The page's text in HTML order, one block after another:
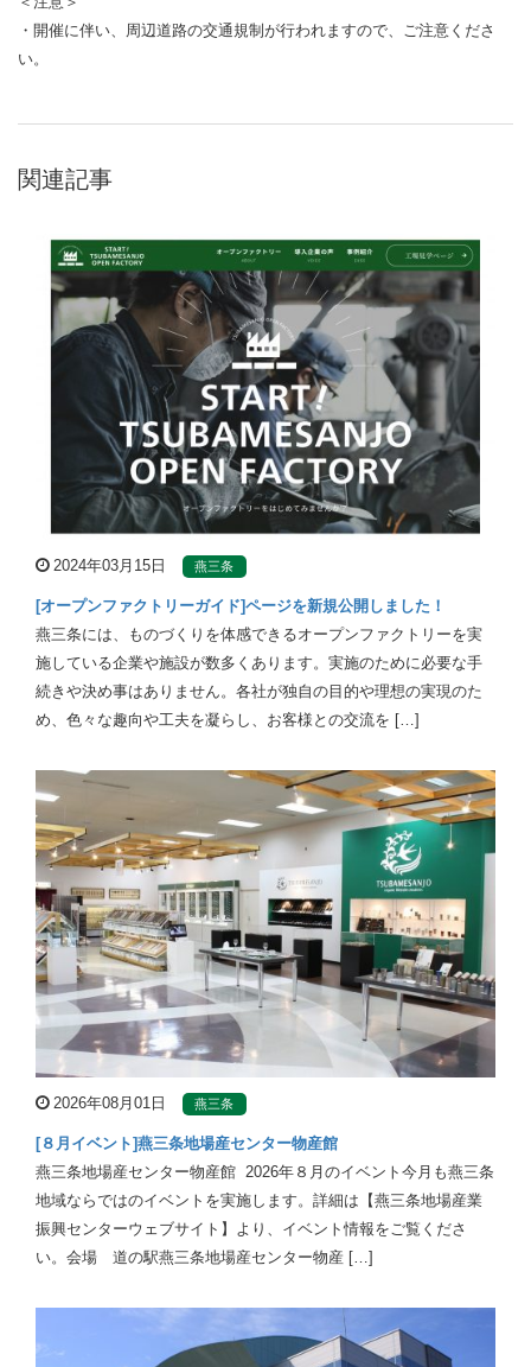
・開催に伴い、周辺道路の交通規制が行われますので、ご注意くださ
い。
関連記事
2024年03月15日 燕三条
[オープンファクトリーガイド]ページを新規公開しました！
燕三条には、ものづくりを体感できるオープンファクトリーを実
施している企業や施設が数多くあります。実施のために必要な手
続きや決め事はありません。各社が独自の目的や理想の実現のた
め、色々な趣向や工夫を凝らし、お客様との交流を […]
2026年08月01日 燕三条
[８月イベント]燕三条地場産センター物産館
燕三条地場産センター物産館 2026年８月のイベント今月も燕三条
地域ならではのイベントを実施します。詳細は【燕三条地場産業
振興センターウェブサイト】より、イベント情報をご覧くださ
い。会場 道の駅燕三条地場産センター物産 […]